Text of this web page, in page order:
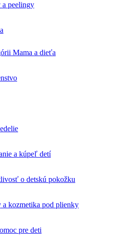
a peelingy
Mama a dieťa
a kúpeľ detí
o detskú pokožku
a kozmetika pod plienky
pre deti